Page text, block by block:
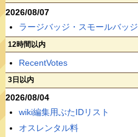
2026/08/07
ラージバッジ・スモールバッジ
12時間以内
RecentVotes
3日以内
2026/08/04
wiki編集用ぶたIDリスト
オスレンタル料